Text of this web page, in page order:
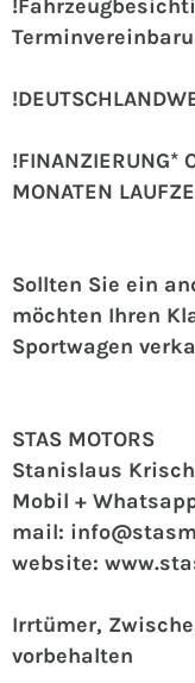
!FINANZIERUNG*
MONATEN
Sollten Sie ein
möchten Ihren
Sportwagen
STAS MOTORS
Stanislaus
Mobil +
mail:
website:
Irrtümer,
vorbehalten